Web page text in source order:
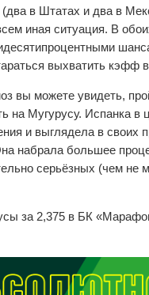
в Штатах и два в
иная ситуация. В
выхватить кэфф
вы можете увидеть,
на Мугурусу. Испанка в
и выглядела в своих
набрала большее
серьёзных (чем не
за 2,375 в БК